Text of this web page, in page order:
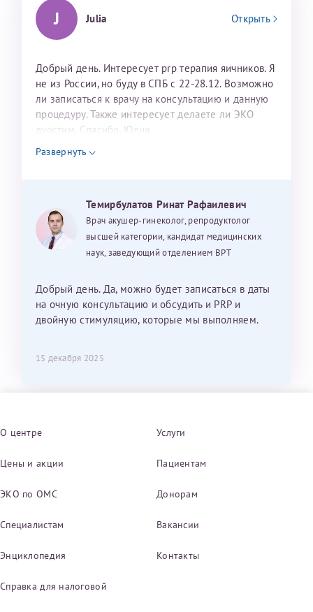
J Julia Открыть
Добрый день. Интересует prp терапия яичников. Я
не из России, но буду в СПБ с 22-28.12. Возможно
ли записаться к врачу на консультацию и данную
процедуру. Также интересует делаете ли ЭКО
дуостим. Спасибо. Юлия
Развернуть
Темирбулатов Ринат Рафаилевич
Врач акушер-гинеколог, репродуктолог
высшей категории, кандидат медицинских
наук, заведующий отделением ВРТ
Добрый день. Да, можно будет записаться в даты
на очную консультацию и обсудить и PRP и
двойную стимуляцию, которые мы выполняем.
15 декабря 2025
О центре Услуги
Цены и акции Пациентам
ЭКО по ОМС Донорам
Специалистам Вакансии
Энциклопедия Контакты
Справка для налоговой